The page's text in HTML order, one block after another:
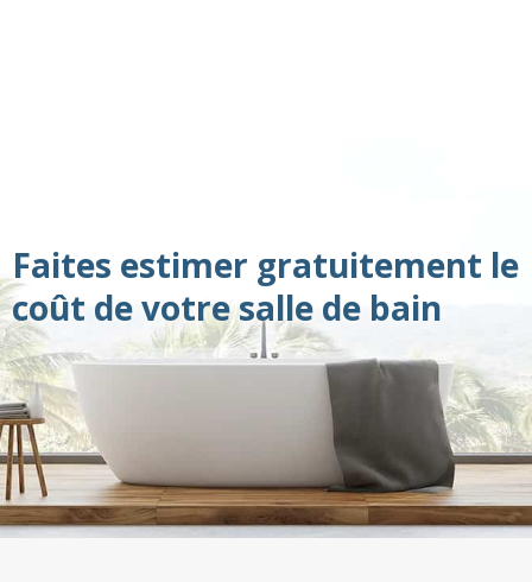
Faites estimer gratuitement le
coût de votre salle de bain